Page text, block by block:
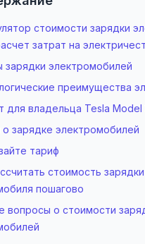
стоимости зарядки
затрат на
зарядки электромобилей
преимущества
для владельца Tesla Model
зарядке электромобилей
тариф
стоимость зарядки
пошагово
вопросы о стоимости